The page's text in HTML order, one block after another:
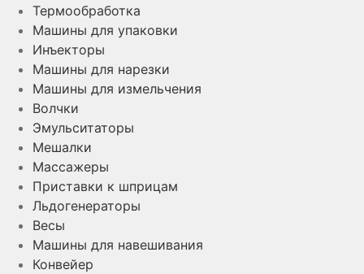
Термообработка
Машины для упаковки
Инъекторы
Машины для нарезки
Машины для измельчения
Волчки
Эмульситаторы
Мешалки
Массажеры
Приставки к шприцам
Льдогенераторы
Весы
Машины для навешивания
Конвейер